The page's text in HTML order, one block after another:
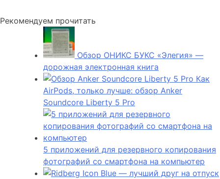
Рекомендуем прочитать
Обзор ОНИКС БУКС «Элегия» —
дорожная электронная книга
Как
AirPods, только лучше: обзор Anker
Soundcore Liberty 5 Pro
5 приложений для резервного копирования
фотографий со смартфона на компьютер